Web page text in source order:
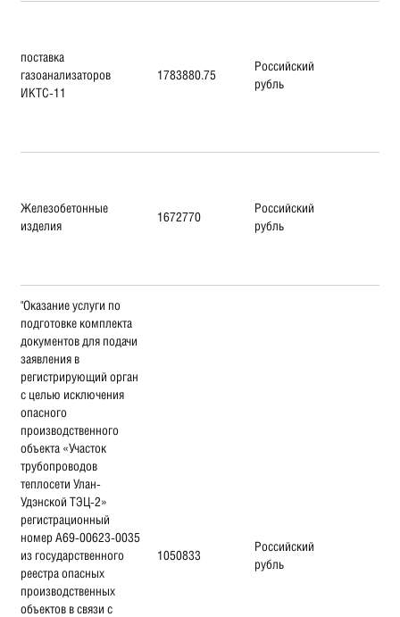
поставка
газоанализаторов
ИКТС-11
1783880.75
Российский
рубль
Железобетонные
изделия
1672770
Российский
рубль
"Оказание услуги по
подготовке комплекта
документов для подачи
заявления в
регистрирующий орган
с целью исключения
опасного
производственного
объекта «Участок
трубопроводов
теплосети Улан-
Удэнской ТЭЦ-2»
регистрационный
номер А69-00623-0035
из государственного
реестра опасных
производственных
объектов в связи с
1050833
Российский
рубль